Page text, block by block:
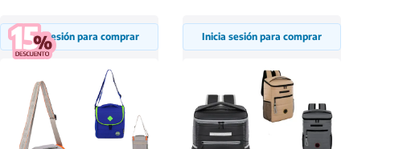
Inicia sesión para comprar Inicia sesión para comprar